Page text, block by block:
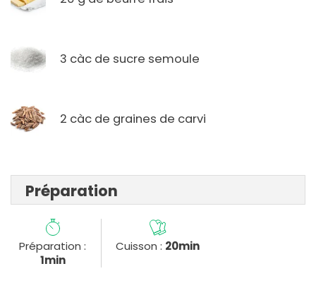
3 càc de sucre semoule
2 càc de graines de carvi
Préparation
Préparation :
1min
Cuisson : 20min